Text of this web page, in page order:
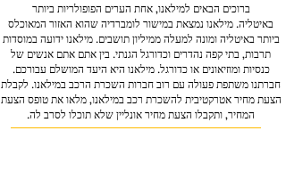
ברוכים הבאים למילאנו, אחת הערים הפופולריות ביותר
באיטליה. מילאנו נמצאת במישור לומברדיה שהוא האזור המאוכלס
ביותר באיטליה ומונה למעלה ממיליון תושבים. מילאנו ידועה במוסדות
תרבות, בתי קפה נהדרים וכדורגל הגנתי. בין אתם אתם אנשים של
כנסיות ומוזיאונים או כדורגל. מילאנו היא היעד המושלם עבורכם.
חברתנו משתפת פעולה עם רוב חברות השכרת הרכב במילאנו. לקבלת
הצעת מחיר אטרקטיבית להשכרת רכב במילאנו, מלאו את טופס הצעת
המחיר, ותקבלו הצעת מחיר אונליין שלא תוכלו לסרב לה.